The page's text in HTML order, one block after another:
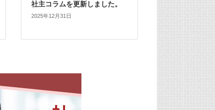
社主コラムを更新しました。
2025年12月31日